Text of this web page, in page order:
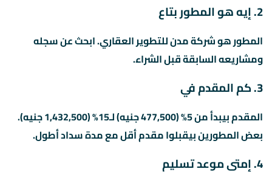
2. إيه هو المطور بتاع
المطور هو شركة مدن للتطوير العقاري. ابحث عن سجله
ومشاريعه السابقة قبل الشراء.
3. كم المقدم في
المقدم بيبدأ من 5% (477,500 جنيه) لـ15% (1,432,500 جنيه).
بعض المطورين بيقبلوا مقدم أقل مع مدة سداد أطول.
4. إمتى موعد تسليم